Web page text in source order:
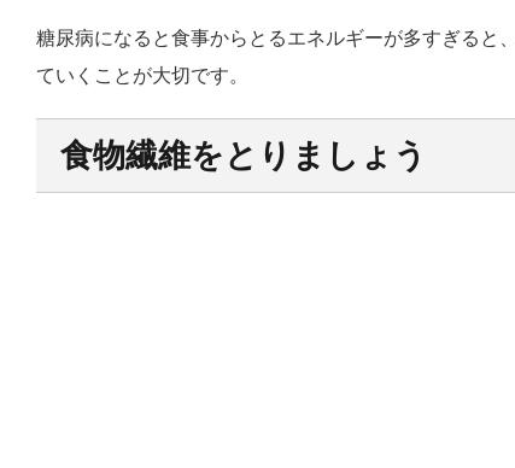
糖尿病になると食事からとるエネルギーが多すぎると
ていくことが大切です。
食物繊維をとりましょう